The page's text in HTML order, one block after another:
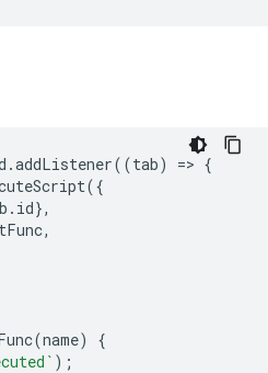
.addListener((tab) => {
({
. id},
,
(name)
{
);